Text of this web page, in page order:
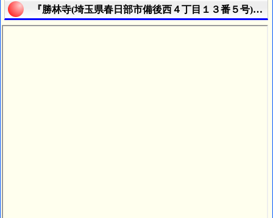
『勝林寺(埼玉県春日部市備後西４丁目１３番５号)』